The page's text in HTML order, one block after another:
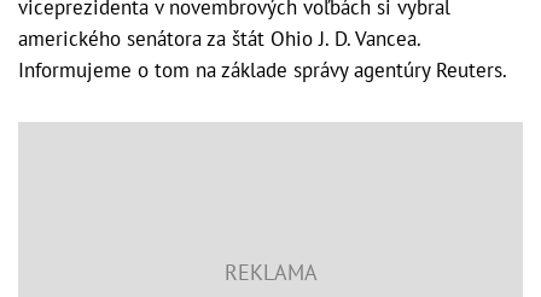
viceprezidenta v novembrových voľbách si vybral
amerického senátora za štát Ohio J. D. Vancea.
Informujeme o tom na základe správy agentúry Reuters.